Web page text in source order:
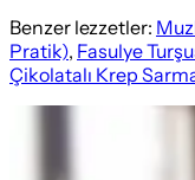
Benzer lezzetler:
Pratik), Fasulye
Çikolatalı Krep